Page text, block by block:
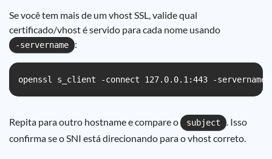
Se você tem mais de um vhost SSL, valide qual
certificado/vhost é servido para cada nome usando
-servername :
openssl s_client -connect 127.0.0.1:443 -
Repita para outro hostname e compare o subject
. Isso
confirma se o SNI está direcionando para o vhost correto.